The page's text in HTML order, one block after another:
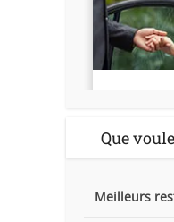
Que
Meilleurs